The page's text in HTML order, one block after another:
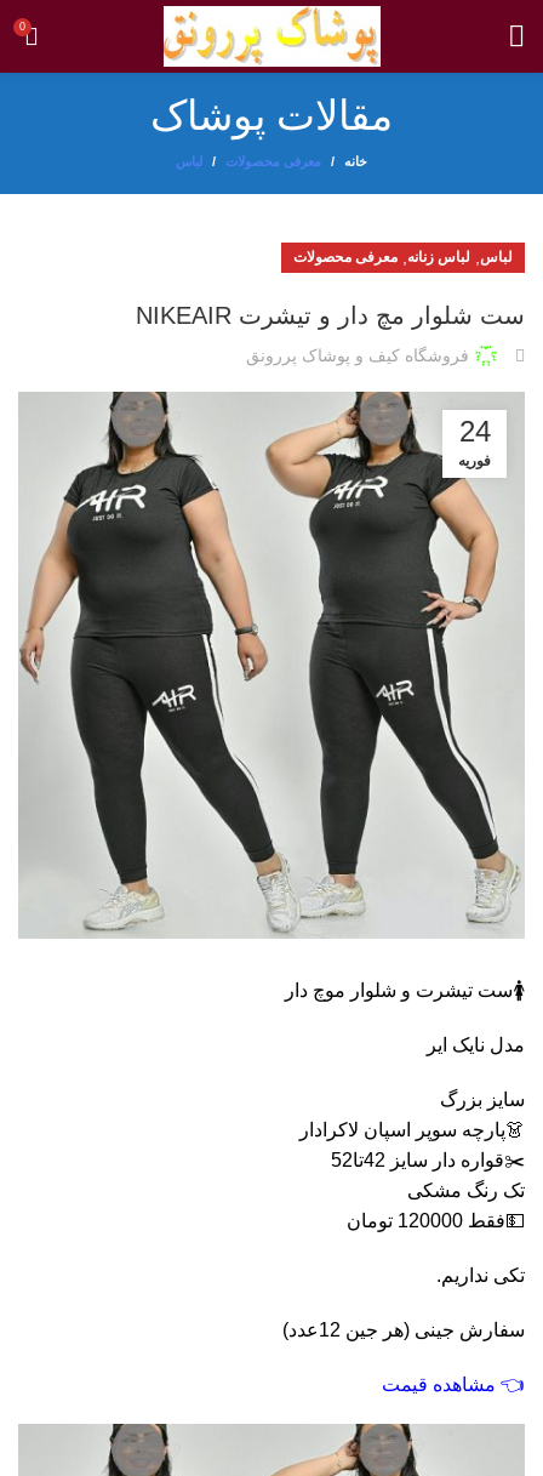
0
مقالات پوشاک
خانه معرفی محصولات لباس
لباس لباس زنانه معرفی محصولات
ست شلوار مچ دار و تیشرت NIKEAIR
فروشگاه کیف و پوشاک پررونق
24
فوریه
🚺ست تیشرت و شلوار موچ دار
مدل نایک ایر
سایز بزرگ
👗پارچه سوپر اسپان لاکرادار
✂️قواره دار سایز 42تا52
تک رنگ مشکی
💵فقط 120000 تومان
تکی نداریم.
سفارش جینی (هر جین 12عدد)
👈 مشاهده قیمت